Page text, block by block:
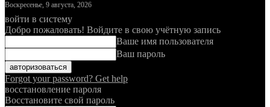
Воскресенье, 9 августа, 2026
войти в систему
Добро пожаловать! Войдите в свою учётную запись
Ваше имя пользователя
Ваш пароль
Forgot your password? Get help
восстановление пароля
Восстановите свой пароль